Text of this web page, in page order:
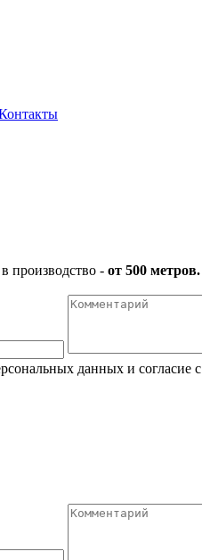
производство - от 500 метров.
данных и согласие с